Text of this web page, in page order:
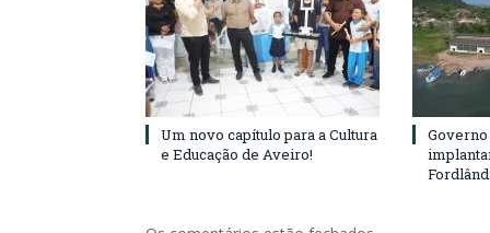
Um novo capítulo para a Cultura
e Educação de Aveiro!